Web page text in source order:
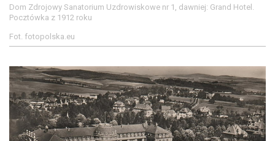
Dom Zdrojowy Sanatorium Uzdrowiskowe nr 1, dawniej: Grand Hotel.
Pocztówka z 1912 roku
Fot. fotopolska.eu